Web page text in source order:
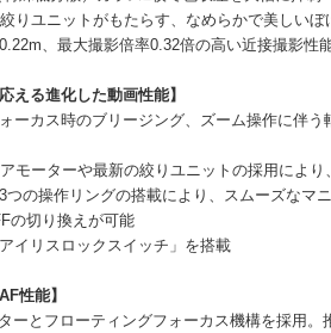
りユニットがもたらす、なめらかで美しいぼ
、最大撮影倍率0.32倍の高い近接撮影性
える進化した動画性能】
ーカス時のブリージング、ズーム操作に伴
モーターや最新の絞りユニットの採用によ
つの操作リングの搭載により、スムーズなマ
の切り換えが可能
イリスロックスイッチ」を搭載
性能】
ーとフローティングフォーカス機構を採用